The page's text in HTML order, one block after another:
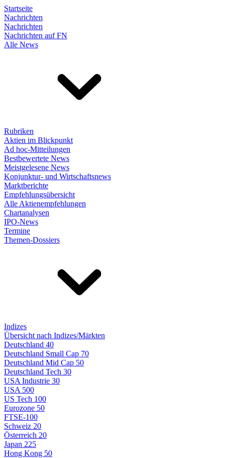
Startseite
Nachrichten
Nachrichten
Nachrichten auf FN
Alle News
Rubriken
Aktien im Blickpunkt
Ad hoc-Mitteilungen
Bestbewertete News
Meistgelesene News
Konjunktur- und Wirtschaftsnews
Marktberichte
Empfehlungsübersicht
Alle Aktienempfehlungen
Chartanalysen
IPO-News
Termine
Themen-Dossiers
Indizes
Übersicht nach Indizes/Märkten
Deutschland 40
Deutschland Small Cap 70
Deutschland Mid Cap 50
Deutschland Tech 30
USA Industrie 30
USA 500
US Tech 100
Eurozone 50
FTSE-100
Schweiz 20
Österreich 20
Japan 225
Hong Kong 50